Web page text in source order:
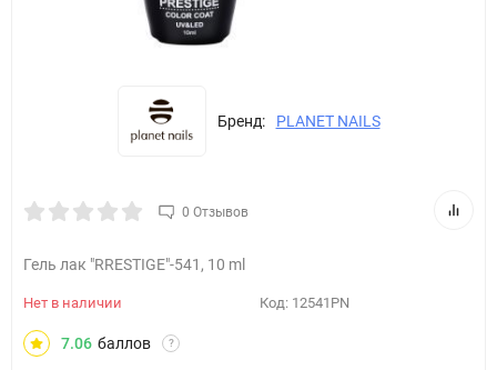
Бренд: PLANET NAILS
0 Отзывов
Гель лак "RRESTIGE"-541, 10 ml
Нет в наличии Код: 12541PN
7.06 баллов ?